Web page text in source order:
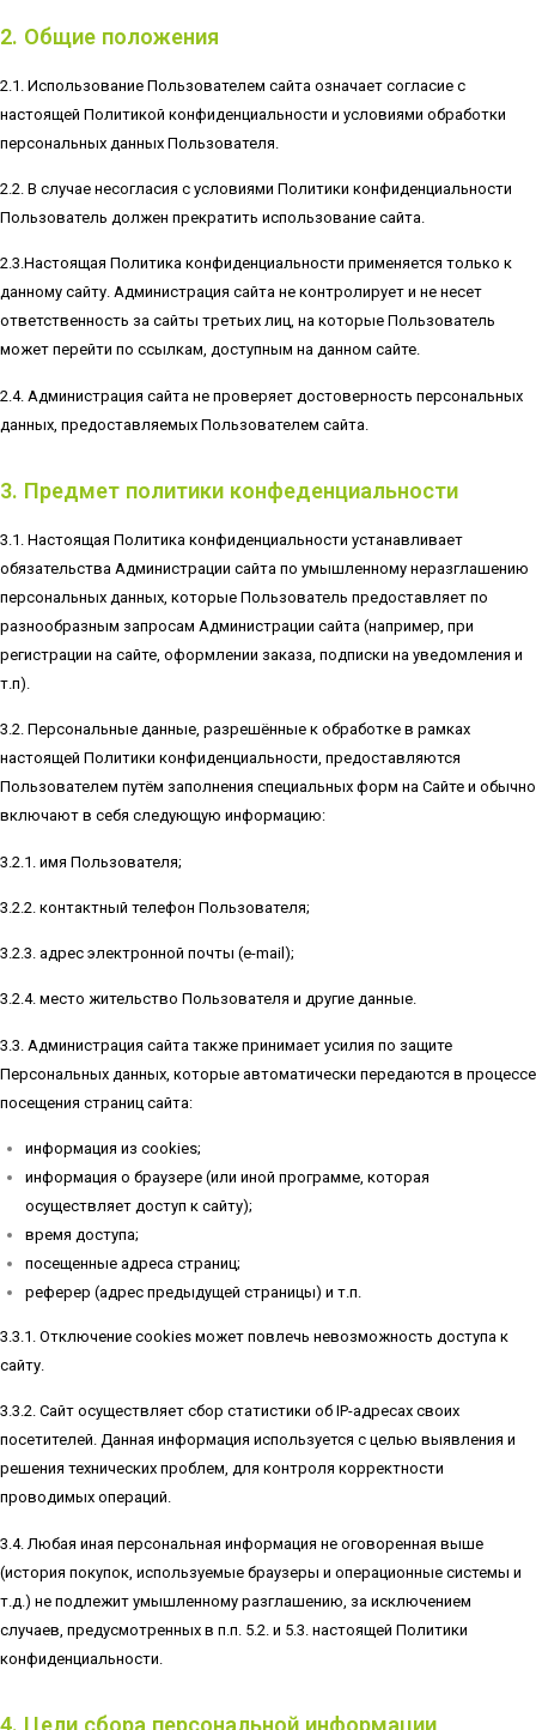
2. Общие положения
2.1. Использование Пользователем сайта означает согласие с
настоящей Политикой конфиденциальности и условиями обработки
персональных данных Пользователя.
2.2. В случае несогласия с условиями Политики конфиденциальности
Пользователь должен прекратить использование сайта.
2.3.Настоящая Политика конфиденциальности применяется только к
данному сайту. Администрация сайта не контролирует и не несет
ответственность за сайты третьих лиц, на которые Пользователь
может перейти по ссылкам, доступным на данном сайте.
2.4. Администрация сайта не проверяет достоверность персональных
данных, предоставляемых Пользователем сайта.
3. Предмет политики конфеденциальности
3.1. Настоящая Политика конфиденциальности устанавливает
обязательства Администрации сайта по умышленному неразглашению
персональных данных, которые Пользователь предоставляет по
разнообразным запросам Администрации сайта (например, при
регистрации на сайте, оформлении заказа, подписки на уведомления и
т.п).
3.2. Персональные данные, разрешённые к обработке в рамках
настоящей Политики конфиденциальности, предоставляются
Пользователем путём заполнения специальных форм на Сайте и обычно
включают в себя следующую информацию:
3.2.1. имя Пользователя;
3.2.2. контактный телефон Пользователя;
3.2.3. адрес электронной почты (e-mail);
3.2.4. место жительство Пользователя и другие данные.
3.3. Администрация сайта также принимает усилия по защите
Персональных данных, которые автоматически передаются в процессе
посещения страниц сайта:
информация из cookies;
информация о браузере (или иной программе, которая
осуществляет доступ к сайту);
время доступа;
посещенные адреса страниц;
реферер (адрес предыдущей страницы) и т.п.
3.3.1. Отключение cookies может повлечь невозможность доступа к
сайту.
3.3.2. Сайт осуществляет сбор статистики об IP-адресах своих
посетителей. Данная информация используется с целью выявления и
решения технических проблем, для контроля корректности
проводимых операций.
3.4. Любая иная персональная информация не оговоренная выше
(история покупок, используемые браузеры и операционные системы и
т.д.) не подлежит умышленному разглашению, за исключением
случаев, предусмотренных в п.п. 5.2. и 5.3. настоящей Политики
конфиденциальности.
4. Цели сбора персональной информации